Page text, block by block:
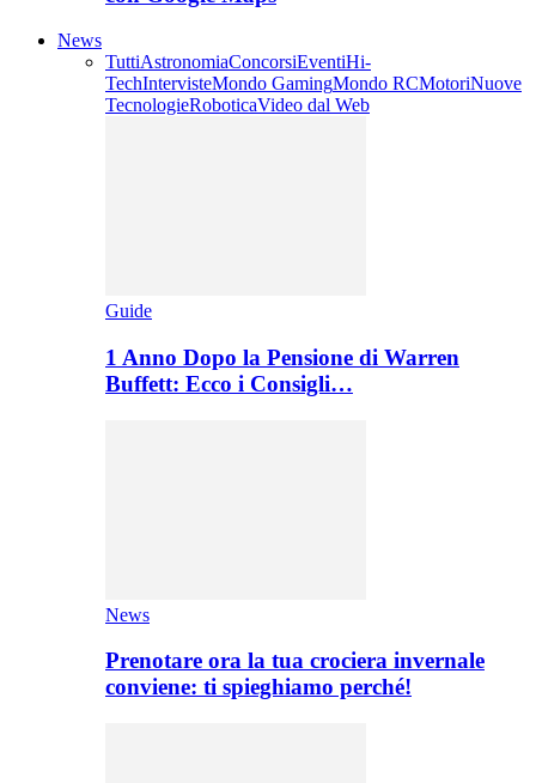
News
TuttiAstronomiaConcorsiEventiHi-
TechIntervisteMondo GamingMondo RCMotoriNuove
TecnologieRoboticaVideo dal Web
Guide
1 Anno Dopo la Pensione di Warren
Buffett: Ecco i Consigli…
News
Prenotare ora la tua crociera invernale
conviene: ti spieghiamo perché!